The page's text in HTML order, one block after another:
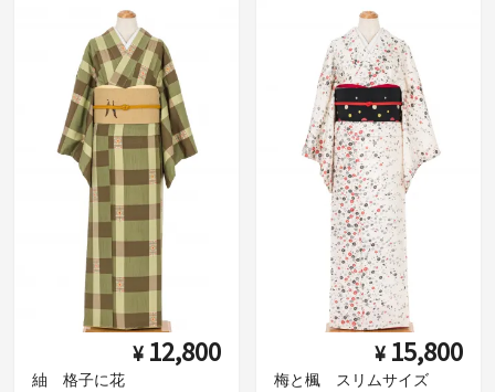
¥ 12,800
紬 格子に花
¥ 15,800
梅と楓 スリムサイズ